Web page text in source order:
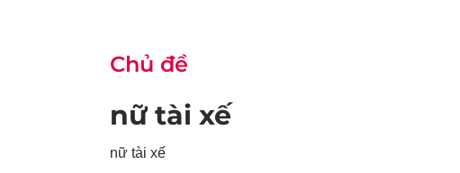
Chủ đề
nữ tài xế
nữ tài xế